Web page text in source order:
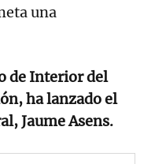
una
de Interior del
ha lanzado el
Jaume Asens.